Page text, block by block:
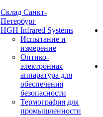
Cклад Санкт-
Петербург
HGH Infrared Systems
Испытание и
измерение
Оптико-
электронная
аппаратура для
обеспечения
безопасности
Термография для
промышленности